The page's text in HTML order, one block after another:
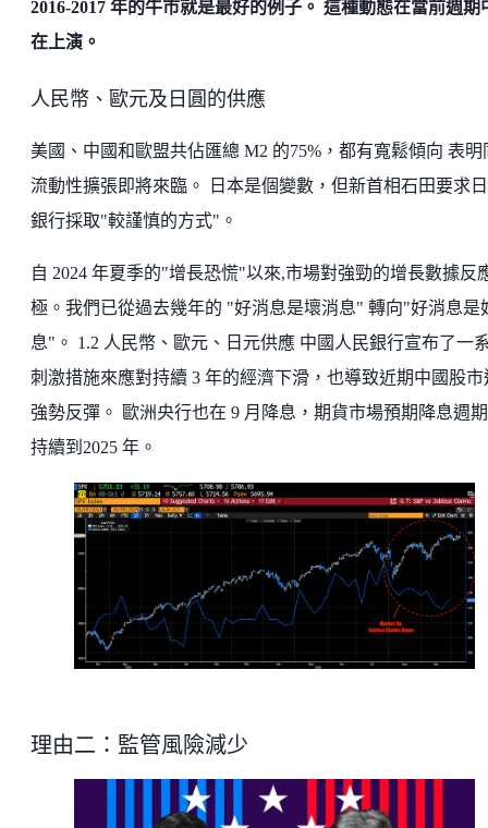
2016-2017 年的牛市就是最好的例子。 這種動態在當前週期
在上演。
人民幣、歐元及日圓的供應
美國、中國和歐盟共佔匯總 M2 的75%，都有寬鬆傾向 表明
流動性擴張即將來臨。 日本是個變數，但新首相石田要求
銀行採取"較謹慎的方式"。
自 2024 年夏季的"增長恐慌"以來,市場對強勁的增長數據反
極。我們已從過去幾年的 "好消息是壞消息" 轉向"好消息是
息"。 1.2 人民幣、歐元、日元供應 中國人民銀行宣布了一
刺激措施來應對持續 3 年的經濟下滑，也導致近期中國股市
強勢反彈。 歐洲央行也在 9 月降息，期貨市場預期降息週
持續到2025 年。
理由二：監管風險減少